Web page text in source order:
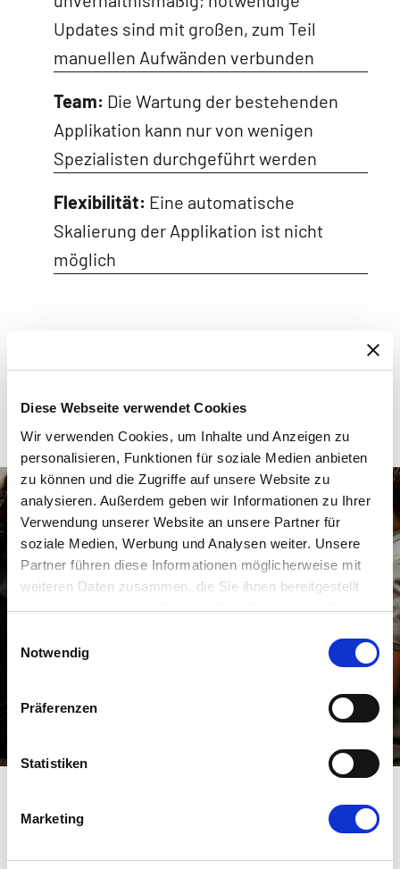
Diese Webseite verwendet Cookies
Wir verwenden Cookies, um Inhalte und Anzeigen zu
personalisieren, Funktionen für soziale Medien anbieten
zu können und die Zugriffe auf unsere Website zu
analysieren. Außerdem geben wir Informationen zu Ihrer
Verwendung unserer Website an unsere Partner für
soziale Medien, Werbung und Analysen weiter. Unsere
Partner führen diese Informationen möglicherweise mit
weiteren Daten zusammen, die Sie ihnen bereitgestellt
haben oder die sie im Rahmen Ihrer Nutzung der Dienste
Notwendig
Präferenzen
Statistiken
Marketing
Updates sind mit großen, zum Teil
manuellen Aufwänden verbunden
Team: Die Wartung der bestehenden
Applikation kann nur von wenigen
Spezialisten durchgeführt werden
Flexibilität: Eine automatische
Skalierung der Applikation ist nicht
möglich
Software-